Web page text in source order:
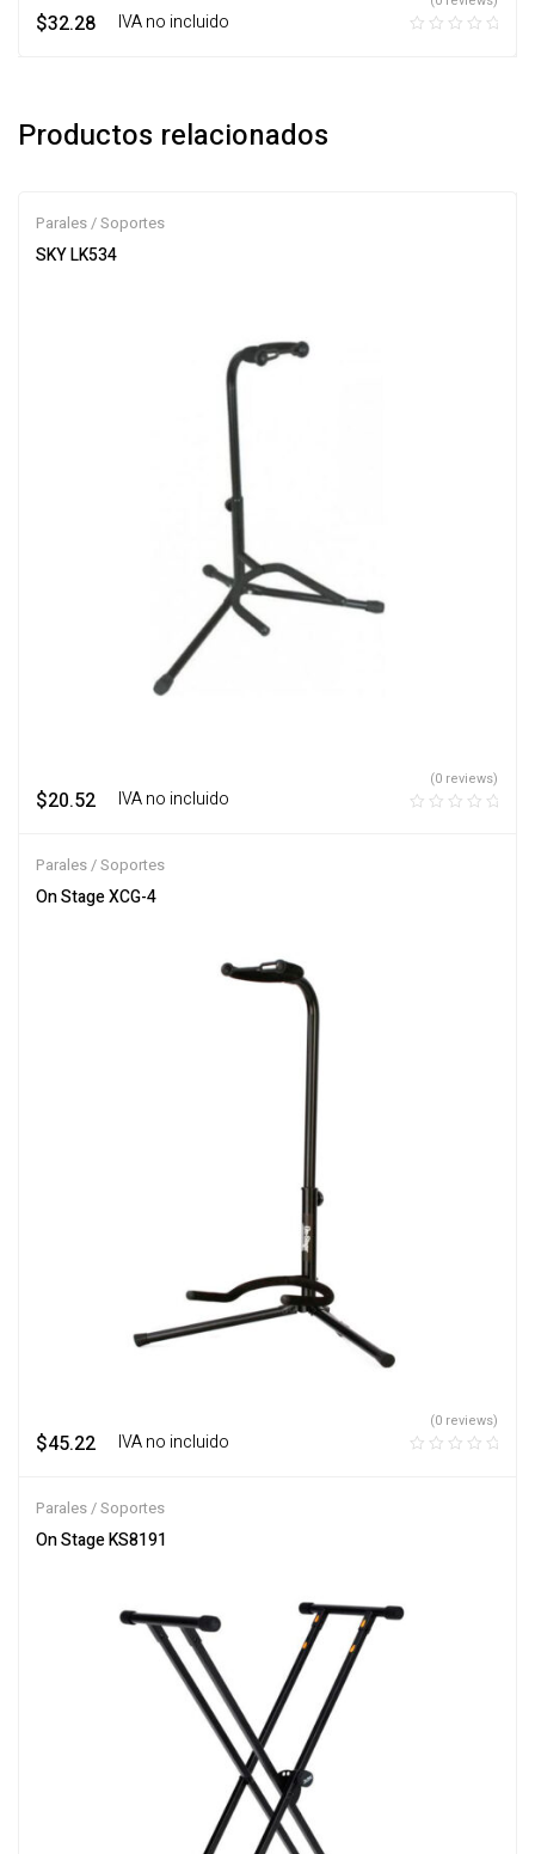
$32.28 ‎ ‎ ‎ IVA no incluido
Productos relacionados
Parales / Soportes
SKY LK534
$20.52 ‎ ‎ ‎ IVA no incluido
(0 reviews)
Parales / Soportes
On Stage XCG-4
$45.22 ‎ ‎ ‎ IVA no incluido
(0 reviews)
Parales / Soportes
On Stage KS8191